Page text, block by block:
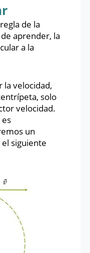
de la
aprender, la
a la
la velocidad,
solo
velocidad.
es
un
siguiente